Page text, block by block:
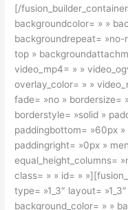
[/
backgroundcolor= » »
backgroundrepeat=
top »
video_mp4= » »
overlay_color= » »
fade= »no » bordersize=
borderstyle= »solid »
paddingbottom= »60px
paddingright= »0px »
equal_height_columns=
class= » » id= »
type= »1_3″ layout=
background_color= » »